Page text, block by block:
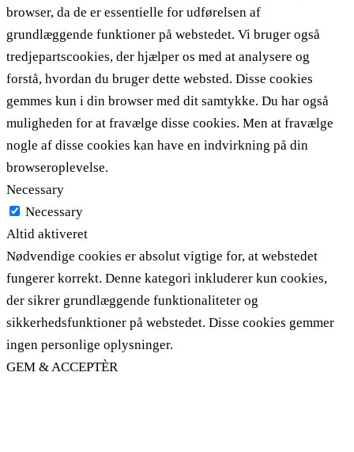
browser, da de er essentielle for udførelsen af ​​
grundlæggende funktioner på webstedet. Vi bruger også
tredjepartscookies, der hjælper os med at analysere og
forstå, hvordan du bruger dette websted. Disse cookies
gemmes kun i din browser med dit samtykke. Du har også
muligheden for at fravælge disse cookies. Men at fravælge
nogle af disse cookies kan have en indvirkning på din
browseroplevelse.
Necessary
Necessary
Altid aktiveret
Nødvendige cookies er absolut vigtige for, at webstedet
fungerer korrekt. Denne kategori inkluderer kun cookies,
der sikrer grundlæggende funktionaliteter og
sikkerhedsfunktioner på webstedet. Disse cookies gemmer
ingen personlige oplysninger.
GEM & ACCEPTÈR